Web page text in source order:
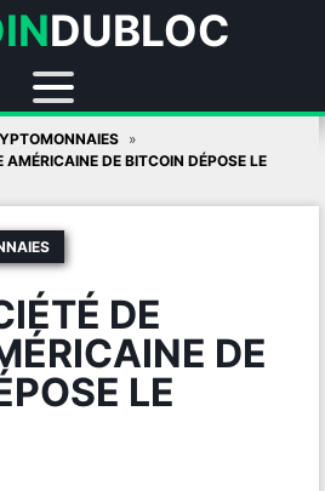
DUBLOC
DE BITCOIN DÉPOSE LE
DE
DE
LE